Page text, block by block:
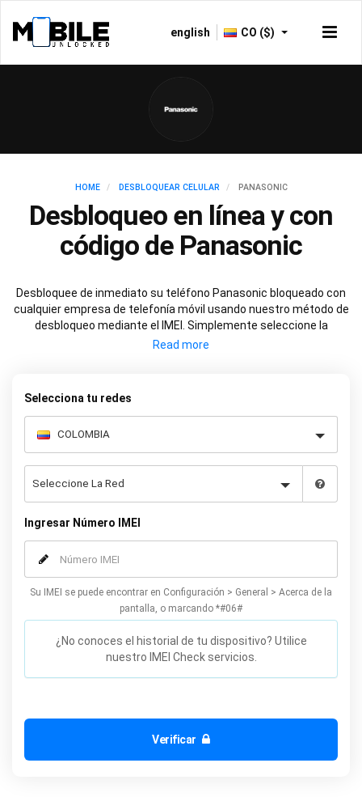
english CO ($)
HOME DESBLOQUEAR CELULAR PANASONIC
Desbloqueo en línea y con
código de Panasonic
Desbloquee de inmediato su teléfono Panasonic bloqueado con
cualquier empresa de telefonía móvil usando nuestro método de
desbloqueo mediante el IMEI. Simplemente seleccione la
empresa de telefonía móvil con la que su Panasonic esté
Selecciona tu redes
Ingresar Número IMEI
Su IMEI se puede encontrar en Configuración > General > Acerca de la
pantalla, o marcando *#06#
¿No conoces el historial de tu dispositivo? Utilice
nuestro IMEI Check servicios.
Verificar